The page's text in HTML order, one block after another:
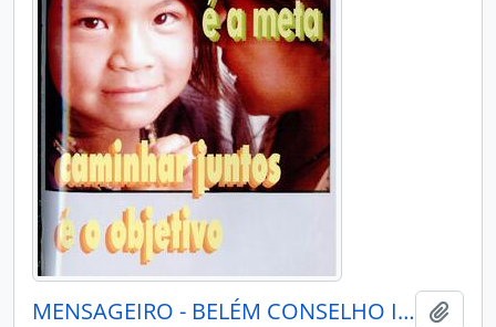
MENSAGEIRO - BELÉM CONSELHO INDIGENISTA MISSIONÁRIO - 2007 - Nº166